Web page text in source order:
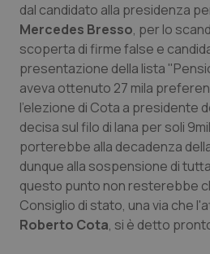
Calabria
Campania
Emilia-Romagna
Friuli Venezia Giulia
Lazio
Asma & BPCO
Car-T
Colesterolo &
Dermatite Atopica
Diabete & glucometri
Disturbi dell’umore
dal candidato alla presidenza
Mercedes Bresso, per lo
scoperta di firme false e
presentazione della lista
aveva ottenuto 27 mila
l'elezione di Cota a presidente
decisa sul filo di lana per soli
porterebbe alla decadenza
dunque alla sospensione di
questo punto non resterebbe
Consiglio di stato, una via che
Roberto Cota, si è detto